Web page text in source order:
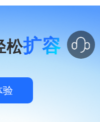
松扩容
验